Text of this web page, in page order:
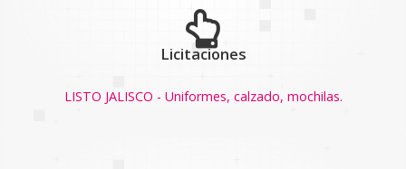
Licitaciones
LISTO JALISCO - Uniformes, calzado, mochilas.